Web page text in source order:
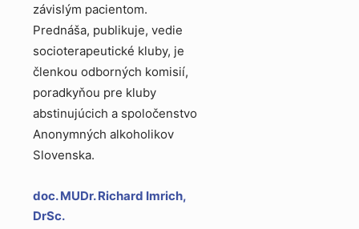
závislým pacientom.
Prednáša, publikuje, vedie
socioterapeutické kluby, je
členkou odborných komisií,
poradkyňou pre kluby
abstinujúcich a spoločenstvo
Anonymných alkoholikov
Slovenska.
doc. MUDr. Richard Imrich,
DrSc.